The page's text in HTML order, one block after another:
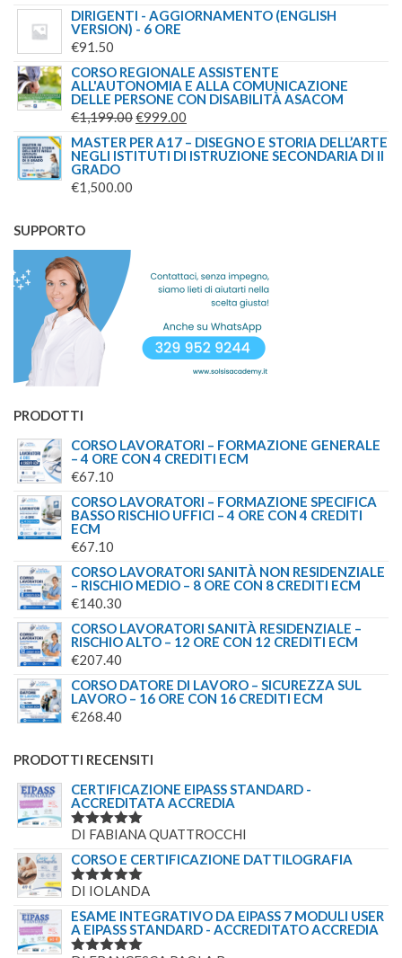
PREZZO
ORIGINALE
€244.00.
PREZZO
ATTUALE
€179.00.
DIRIGENTI - AGGIORNAMENTO (ENGLISH
VERSION) - 6 ORE
€91.50
CORSO REGIONALE ASSISTENTE
ALL'AUTONOMIA E ALLA COMUNICAZIONE
DELLE PERSONE CON DISABILITÀ ASACOM
€1,199.00IL
PREZZO
ORIGINALE
€999.00
PREZZO
ATTUALE
MASTER PER A17 – DISEGNO E STORIA DELL’ARTE
NEGLI ISTITUTI DI ISTRUZIONE SECONDARIA DI II
GRADO
€1,500.00
SUPPORTO
PRODOTTI
CORSO LAVORATORI – FORMAZIONE GENERALE
– 4 ORE CON 4 CREDITI ECM
€67.10
CORSO LAVORATORI – FORMAZIONE SPECIFICA
BASSO RISCHIO UFFICI – 4 ORE CON 4 CREDITI
ECM
€67.10
CORSO LAVORATORI SANITÀ NON RESIDENZIALE
– RISCHIO MEDIO – 8 ORE CON 8 CREDITI ECM
€140.30
CORSO LAVORATORI SANITÀ RESIDENZIALE –
RISCHIO ALTO – 12 ORE CON 12 CREDITI ECM
€207.40
CORSO DATORE DI LAVORO – SICUREZZA SUL
LAVORO – 16 ORE CON 16 CREDITI ECM
€268.40
PRODOTTI RECENSITI
CERTIFICAZIONE EIPASS STANDARD -
ACCREDITATA ACCREDIA
VALUTATO
DI FABIANA QUATTROCCHI
CORSO E CERTIFICAZIONE DATTILOGRAFIA
VALUTATO
DI IOLANDA
ESAME INTEGRATIVO DA EIPASS 7 MODULI USER
A EIPASS STANDARD - ACCREDITATO ACCREDIA